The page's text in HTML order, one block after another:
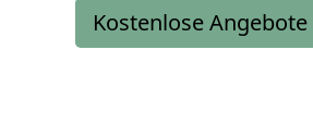
Kostenlose